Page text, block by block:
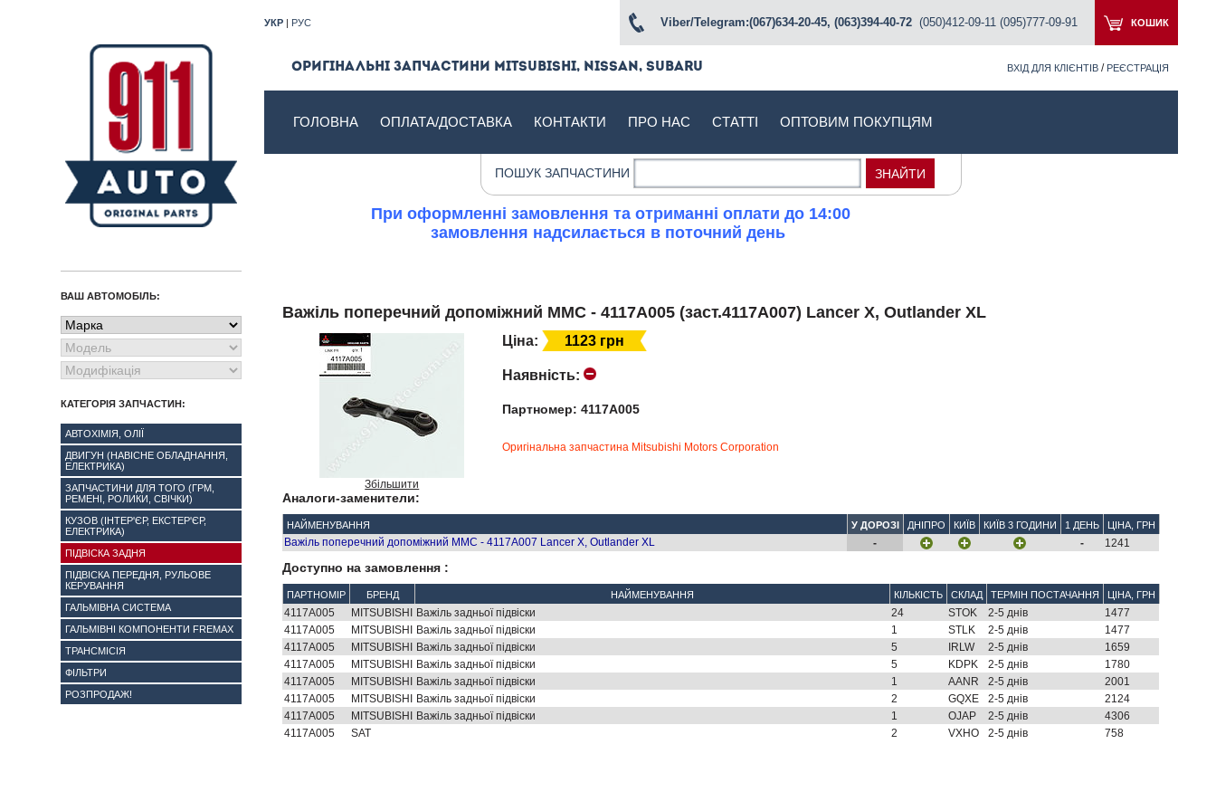
КОШИК
УКР | РУС Viber/Telegram:(067)634-20-45, (063)394-40-72 (050)412-09-11 (095)777-09-91
Оригінальні запчастини Mitsubishi, Nissan, Subaru ВХІД ДЛЯ КЛІЄНТІВ / РЕЄСТРАЦІЯ
ГОЛОВНА ОПЛАТА/ДОСТАВКА КОНТАКТИ ПРО НАС СТАТТІ ОПТОВИМ ПОКУПЦЯМ
ПОШУК ЗАПЧАСТИНИ
При оформленні замовлення та отриманні оплати до 14:00
замовлення надсилається в поточний день
Важіль поперечний допоміжний MMC - 4117A005 (заст.4117A007) Lancer X, Outlander XL
Збільшити
Ціна: 1123 грн
Наявність:
Партномер: 4117A005
Оригінальна запчастина Mitsubishi Motors Corporation
Аналоги-заменители:
НАЙМЕНУВАННЯ У ДОРОЗІ ДНІПРО КИЇВ КИЇВ 3 ГОДИНИ 1 ДЕНЬ ЦІНА, ГРН
Важіль поперечний допоміжний MMC - 4117A007 Lancer X, Outlander XL - - 1241
Доступно на замовлення :
ПАРТНОМІР БРЕНД НАЙМЕНУВАННЯ КІЛЬКІСТЬ СКЛАД ТЕРМІН ПОСТАЧАННЯ ЦІНА, ГРН
4117A005 MITSUBISHI Важіль задньої підвіски 24 STOK 2-5 днів
1477
4117A005
MITSUBISHI Важіль задньої підвіски 1 STLK 2-5 днів
1477
4117A005
MITSUBISHI Важіль задньої підвіски 5 IRLW 2-5 днів
1659
4117A005
MITSUBISHI Важіль задньої підвіски 5 KDPK 2-5 днів
1780
4117A005
MITSUBISHI Важіль задньої підвіски 1 AANR 2-5 днів
2001
4117A005
MITSUBISHI Важіль задньої підвіски 2 GQXE 2-5 днів
2124
4117A005
MITSUBISHI Важіль задньої підвіски 1 OJAP 2-5 днів
4306
4117A005
SAT 2 VXHO 2-5 днів 758
ВАШ АВТОМОБІЛЬ:
КАТЕГОРІЯ ЗАПЧАСТИН:
АВТОХІМІЯ, ОЛІЇ
ДВИГУН (НАВІСНЕ ОБЛАДНАННЯ,
ЕЛЕКТРИКА)
ЗАПЧАСТИНИ ДЛЯ ТОГО (ГРМ,
РЕМЕНІ, РОЛИКИ, СВІЧКИ)
КУЗОВ (ІНТЕР'ЄР, ЕКСТЕР'ЄР,
ЕЛЕКТРИКА)
ПІДВІСКА ЗАДНЯ
ПІДВІСКА ПЕРЕДНЯ, РУЛЬОВЕ
КЕРУВАННЯ
ГАЛЬМІВНА СИСТЕМА
ГАЛЬМІВНІ КОМПОНЕНТИ FREMAX
ТРАНСМІСІЯ
ФІЛЬТРИ
РОЗПРОДАЖ!